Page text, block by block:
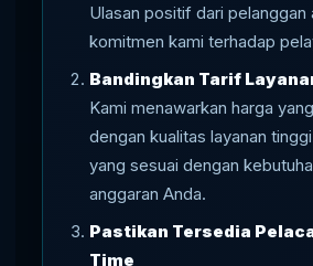
Ulasan positif dari pelanggan
komitmen kami terhadap
Bandingkan Tarif
Kami menawarkan harga
dengan kualitas layanan
yang sesuai dengan
anggaran Anda.
Pastikan Tersedia
Time